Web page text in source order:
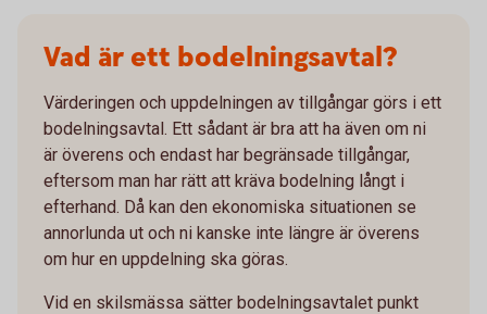
Vad är ett bodelningsavtal?
Värderingen och uppdelningen av tillgångar görs i ett
bodelningsavtal. Ett sådant är bra att ha även om ni
är överens och endast har begränsade tillgångar,
eftersom man har rätt att kräva bodelning långt i
efterhand. Då kan den ekonomiska situationen se
annorlunda ut och ni kanske inte längre är överens
om hur en uppdelning ska göras.
Vid en skilsmässa sätter bodelningsavtalet punkt